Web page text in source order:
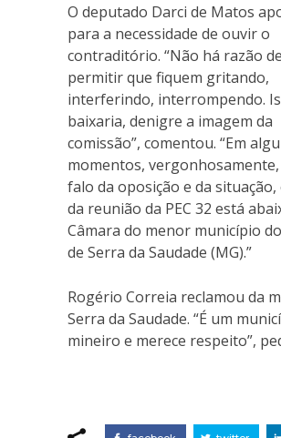
O deputado Darci de Matos
para a necessidade de ouvir o
contraditório. “Não há razão de
permitir que fiquem gritando,
interferindo, interrompendo.
baixaria, denigre a imagem da
comissão”, comentou. “Em
momentos,
falo da oposição e da situação,
da reunião da PEC 32 está
Câmara do menor município
de Serra da Saudade (MG).”
Rogério Correia reclamou da
Serra da Saudade. “É um
mineiro e merece respeito”,